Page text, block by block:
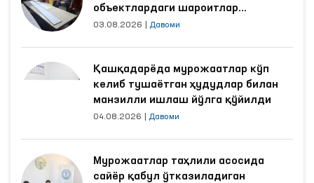
объектлардаги шароитлар
яхшиланди
03.08.2026 Давоми
Қашқадарёда мурожаатлар кўп
келиб тушаётган ҳудудлар билан
манзилли ишлаш йўлга қўйилди
04.08.2026 Давоми
Мурожаатлар таҳлили асосида
сайёр қабул ўтказиладиган